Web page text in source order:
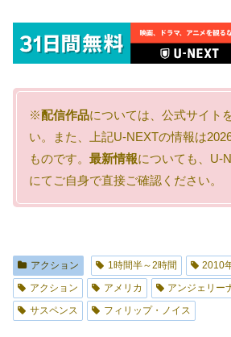
※配信作品については、公式サイト
い。また、上記U-NEXTの情報は
ものです。 最新情報についても、U-
にてご自身で直接ご確認ください。
アクション 1時間半～2時間 2010
アクション
アメリカ
アンジェリー
サスペンス
フィリップ・ノイス